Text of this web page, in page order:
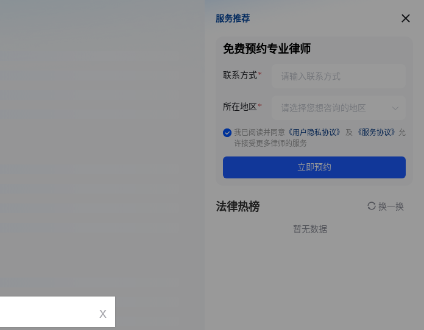
服务推荐
服务推荐
免费预约专业律师
联系方式
所在地区
我已阅读并同意 《用户隐私协议》 及 《服务协议》 允
许接受更多律师的服务
立即预约
法律热榜 换一换
暂无数据
x